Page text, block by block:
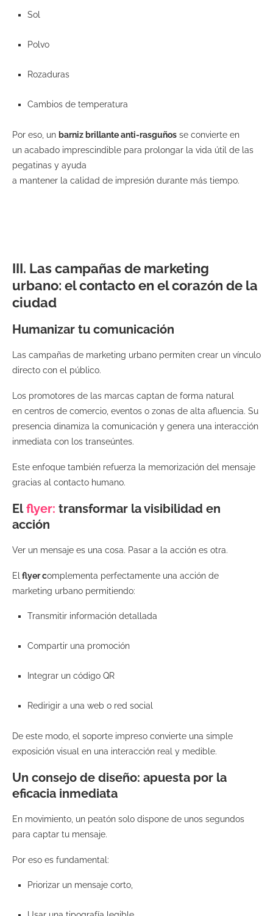
Sol
Polvo
Rozaduras
Cambios de temperatura
Por eso, un barniz brillante anti-rasguños se convierte en
un acabado imprescindible para prolongar la vida útil de las
pegatinas y ayuda
a mantener la calidad de impresión durante más tiempo.
III. Las campañas de marketing
urbano: el contacto en el corazón de la
ciudad
Humanizar tu comunicación
Las campañas de marketing urbano permiten crear un vínculo
directo con el público.
Los promotores de las marcas captan de forma natural
en centros de comercio, eventos o zonas de alta afluencia. Su
presencia dinamiza la comunicación y genera una interacción
inmediata con los transeúntes.
Este enfoque también refuerza la memorización del mensaje
gracias al contacto humano.
Elflyer: transformar la visibilidad en
acción
Ver un mensaje es una cosa. Pasar a la acción es otra.
El flyer complementa perfectamente una acción de
marketing urbano permitiendo:
Transmitir información detallada
Compartir una promoción
Integrar un código QR
Redirigir a una web o red social
De este modo, el soporte impreso convierte una simple
exposición visual en una interacción real y medible.
Un consejo de diseño: apuesta por la
eficacia inmediata
En movimiento, un peatón solo dispone de unos segundos
para captar tu mensaje.
Por eso es fundamental:
Priorizar un mensaje corto,